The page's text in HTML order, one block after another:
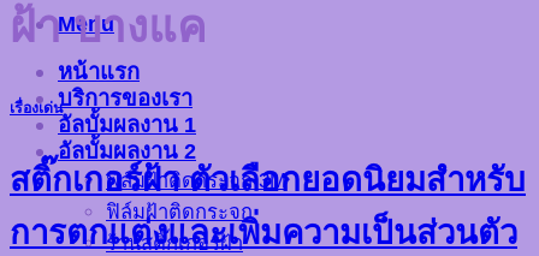
Menu
หน้าแรก
บริการของเรา
อัลบั้มผลงาน 1
อัลบั้มผลงาน 2
ฟิล์มฝ้าติดกระจก 3M
ฟิล์มฝ้าติดกระจก
ร้านสติ๊กเกอร์ฝ้า
ฝ้า บางแค
เรื่องเด่น
สติ๊กเกอร์ฝ้า ตัวเลือกยอดนิยมสำหรับ
การตกแต่งและเพิ่มความเป็นส่วนตัว